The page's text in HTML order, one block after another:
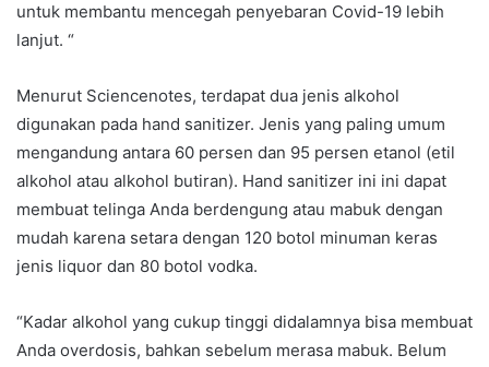
untuk membantu mencegah penyebaran Covid-19 lebih
lanjut. “
Menurut Sciencenotes, terdapat dua jenis alkohol
digunakan pada hand sanitizer. Jenis yang paling umum
mengandung antara 60 persen dan 95 persen etanol (etil
alkohol atau alkohol butiran). Hand sanitizer ini ini dapat
membuat telinga Anda berdengung atau mabuk dengan
mudah karena setara dengan 120 botol minuman keras
jenis liquor dan 80 botol vodka.
“Kadar alkohol yang cukup tinggi didalamnya bisa membuat
Anda overdosis, bahkan sebelum merasa mabuk. Belum